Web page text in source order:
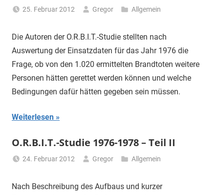
25. Februar 2012 Gregor Allgemein
Die Autoren der O.R.B.I.T.-Studie stellten nach
Auswertung der Einsatzdaten für das Jahr 1976 die
Frage, ob von den 1.020 ermittelten Brandtoten weitere
Personen hätten gerettet werden können und welche
Bedingungen dafür hätten gegeben sein müssen.
Weiterlesen
O.R.B.I.T.-Studie 1976-1978 – Teil II
24. Februar 2012 Gregor Allgemein
Nach Beschreibung des Aufbaus und kurzer